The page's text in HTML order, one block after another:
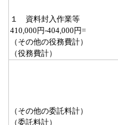
１ 資料封入作業等
410,000円-404,000円=
（その他の役務費計）
（役務費計）
（その他の委託料計）
（委託料計）